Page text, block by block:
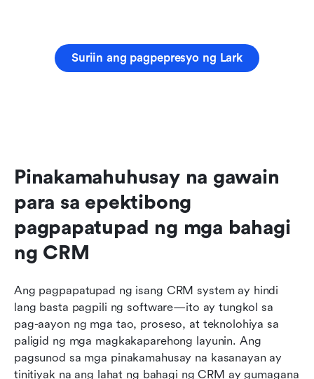
Suriin ang pagpepresyo ng Lark
Pinakamahuhusay na gawain
para sa epektibong
pagpapatupad ng mga bahagi
ng CRM
Ang pagpapatupad ng isang CRM system ay hindi
lang basta pagpili ng software—ito ay tungkol sa
pag-aayon ng mga tao, proseso, at teknolohiya sa
paligid ng mga magkakaparehong layunin. Ang
pagsunod sa mga pinakamahusay na kasanayan ay
tinitiyak na ang lahat ng bahagi ng CRM ay gumagana